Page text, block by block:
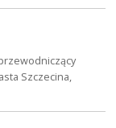
Szczecina,